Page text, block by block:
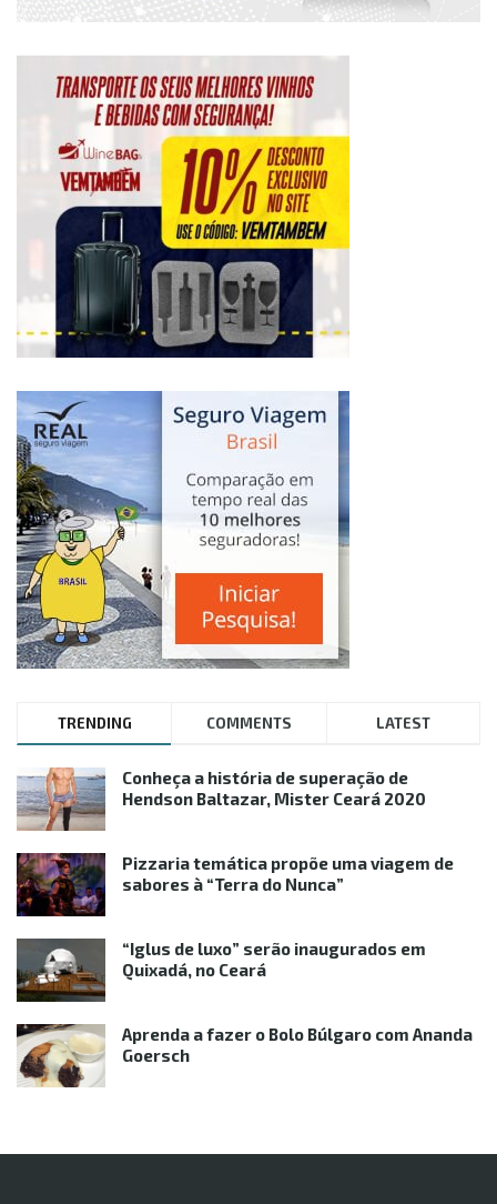
TRENDING COMMENTS LATEST
Conheça a história de superação de
Hendson Baltazar, Mister Ceará 2020
Pizzaria temática propõe uma viagem de
sabores à “Terra do Nunca”
“Iglus de luxo” serão inaugurados em
Quixadá, no Ceará
Aprenda a fazer o Bolo Búlgaro com Ananda
Goersch